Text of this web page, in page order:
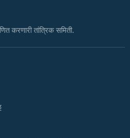
करणारी तांत्रिक समिती.